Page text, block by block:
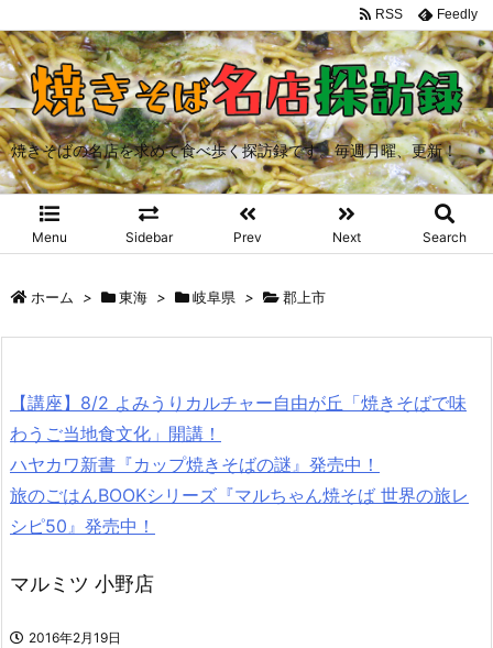
焼きそばの名店を求めて食べ歩く探訪録です。毎週月曜、更新！
Menu Sidebar Prev Next Search
RSS Feedly
ホーム > 東海 > 岐阜県 > 郡上市
【講座】8/2 よみうりカルチャー自由が丘「焼きそばで味
わうご当地食文化」開講！
ハヤカワ新書『カップ焼きそばの謎』発売中！
旅のごはんBOOKシリーズ『マルちゃん焼そば 世界の旅レ
シピ50』発売中！
マルミツ 小野店
2016年2月19日